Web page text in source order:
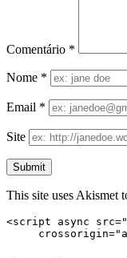
Comentário *
Nome *
Email *
Site
This site uses Akismet
<script async